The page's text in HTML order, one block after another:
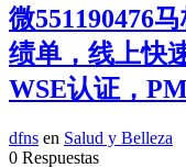
微551190476
绩单，线上快
WSE认证，
dfns en Salud y Belleza
0 Respuestas